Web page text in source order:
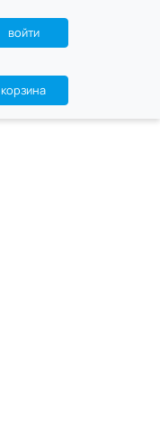
войти
корзина